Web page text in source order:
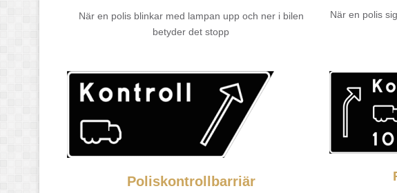
När en polis blinkar med lampan upp och ner i bilen
betyder det stopp
När en polis
Poliskontrollbarriär